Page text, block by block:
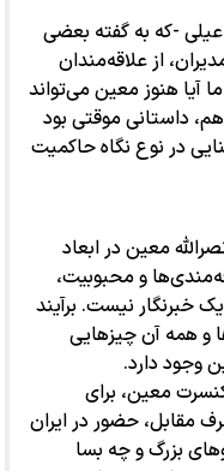
-که به گفته بعضی
از علاقه‌مندان
آیا هنوز معین می‌تواند
هم، داستانی موقتی بود
در نوع نگاه حاکمیت
معین در ابعاد
و محبوبیت،
خبرنگار نیست. برآیند
و همه آن چیزهایی
وجود دارد.
معین، برای
مقابل، حضور در ایران
بزرگ و چه بسا